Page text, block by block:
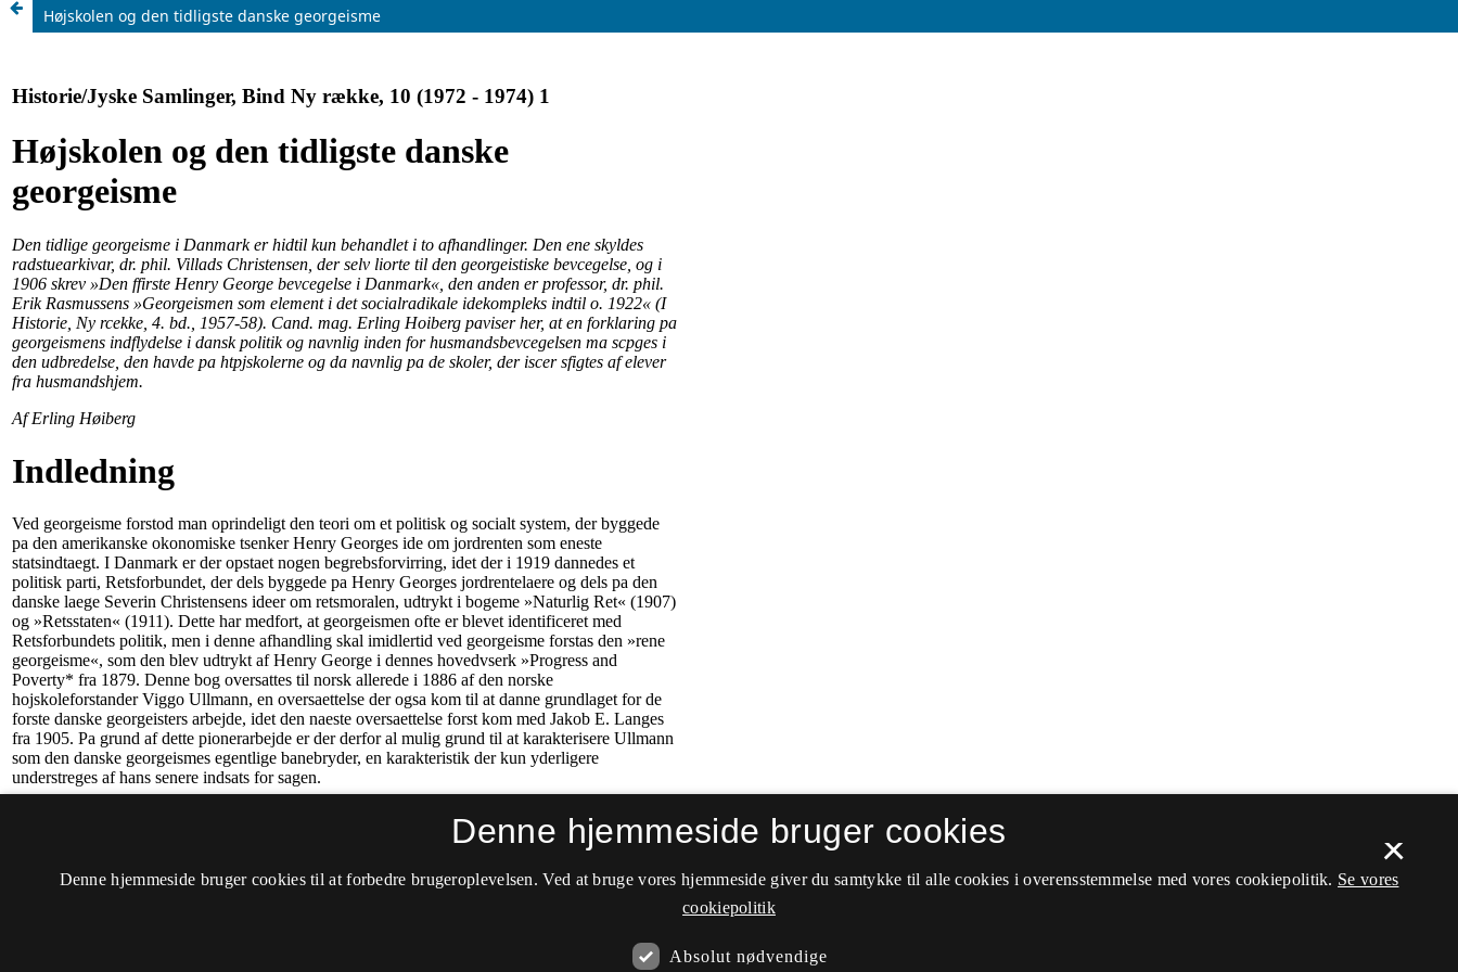
Højskolen og den tidligste danske georgeisme
×
Denne hjemmeside bruger cookies
Denne hjemmeside bruger cookies til at forbedre brugeroplevelsen. Ved at bruge vores hjemmeside giver du samtykke til alle cookies i overensstemmelse med vores cookiepolitik. Se vores
cookiepolitik
Absolut nødvendige